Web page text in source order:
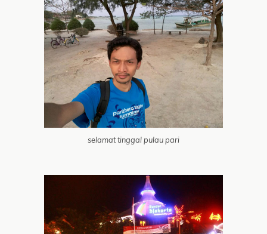
selamat tinggal pulau pari